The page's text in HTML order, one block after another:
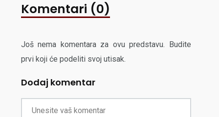
Komentari (0)
Još nema komentara za ovu predstavu. Budite
prvi koji će podeliti svoj utisak.
Dodaj komentar